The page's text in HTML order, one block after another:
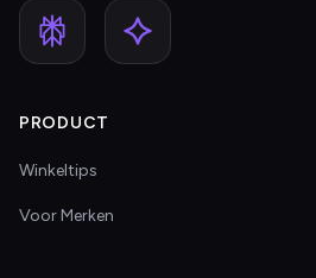
PRODUCT
Winkeltips
Voor Merken